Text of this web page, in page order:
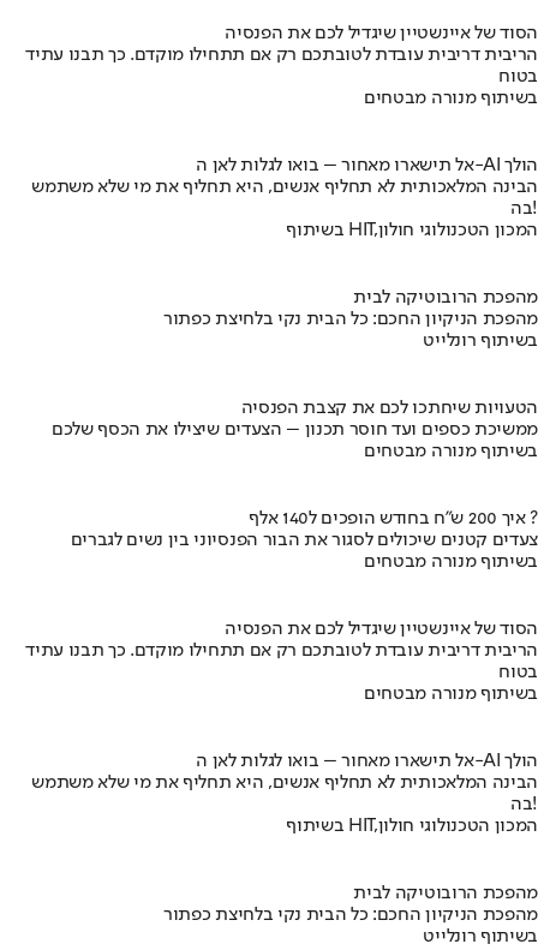
הסוד של איינשטיין שיגדיל לכם את הפנסיה
הריבית דריבית עובדת לטובתכם רק אם תתחילו מוקדם. כך תבנו עתיד
בטוח
בשיתוף מנורה מבטחים
אל תישארו מאחור – בואו לגלות לאן ה-AI הולך
הבינה המלאכותית לא תחליף אנשים, היא תחליף את מי שלא משתמש
בה!
בשיתוף HIT,המכון הטכנולוגי חולון
מהפכת הרובוטיקה לבית
מהפכת הניקיון החכם: כל הבית נקי בלחיצת כפתור
בשיתוף רונלייט
הטעויות שיחתכו לכם את קצבת הפנסיה
ממשיכת כספים ועד חוסר תכנון – הצעדים שיצילו את הכסף שלכם
בשיתוף מנורה מבטחים
איך 200 ש"ח בחודש הופכים ל140 אלף ?
צעדים קטנים שיכולים לסגור את הבור הפנסיוני בין נשים לגברים
בשיתוף מנורה מבטחים
הסוד של איינשטיין שיגדיל לכם את הפנסיה
הריבית דריבית עובדת לטובתכם רק אם תתחילו מוקדם. כך תבנו עתיד
בטוח
בשיתוף מנורה מבטחים
אל תישארו מאחור – בואו לגלות לאן ה-AI הולך
הבינה המלאכותית לא תחליף אנשים, היא תחליף את מי שלא משתמש
בה!
בשיתוף HIT,המכון הטכנולוגי חולון
מהפכת הרובוטיקה לבית
מהפכת הניקיון החכם: כל הבית נקי בלחיצת כפתור
בשיתוף רונלייט